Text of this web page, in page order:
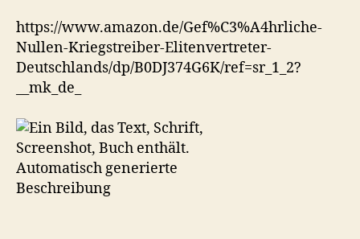
https://www.amazon.de/Gef%C3%A4hrliche-
Nullen-Kriegstreiber-Elitenvertreter-
Deutschlands/dp/B0DJ374G6K/ref=sr_1_2?
__mk_de_